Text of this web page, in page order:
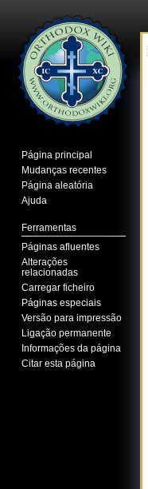
Página principal
Mudanças recentes
Página aleatória
Ajuda
Ferramentas
Páginas afluentes
Alterações
relacionadas
Carregar ficheiro
Páginas especiais
Versão para impressão
Ligação permanente
Informações da página
Citar esta página